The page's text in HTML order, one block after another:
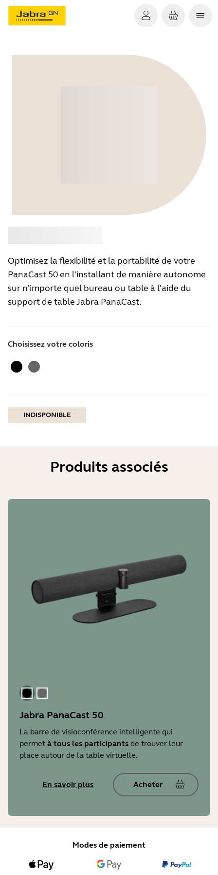
Optimisez la flexibilité et la portabilité de votre
PanaCast 50 en l'installant de manière autonome
sur n'importe quel bureau ou table à l'aide du
support de table Jabra PanaCast.
Choisissez votre coloris
Le noir
gris
INDISPONIBLE
Produits associés
Le noir
gris
Jabra PanaCast 50
La barre de visioconférence intelligente qui
permet à tous les participants de trouver leur
place autour de la table virtuelle.
En savoir plus Acheter
Modes de paiement